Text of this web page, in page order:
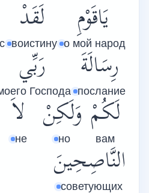
يَاقَوْمِ
о мой народ
لَقَدْ
воистину
رِسَالَةَ
послание
رَبِّي
Господа
لَكُمْ
вам
وَلَكِنْ
но
لاَ
не
النَّاصِحِينَ
советующих